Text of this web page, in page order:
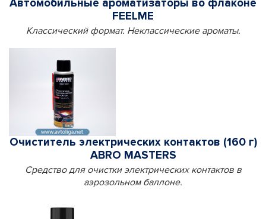
Автомобильные ароматизаторы во флаконе
FEELME
Классический формат. Неклассические ароматы.
Очиститель электрических контактов (160 г)
ABRO MASTERS
Средство для очистки электрических контактов в
аэрозольном баллоне.